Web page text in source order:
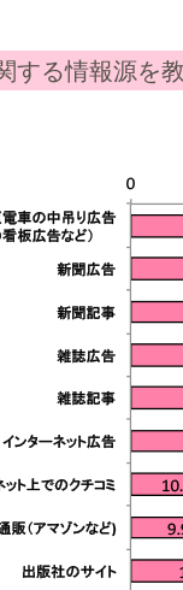
する情報源を